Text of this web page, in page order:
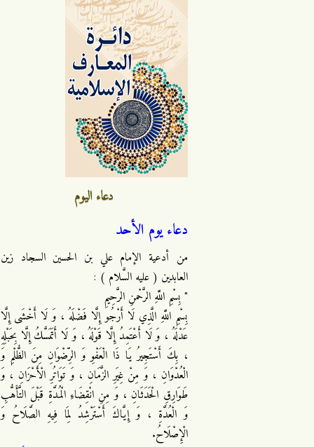
دعاء اليوم
دعاء يوم الأحد
من أدعية الإمام علي بن الحسين السجاد زين
العابدين ( عليه السَّلام ) :
" بِسْمِ اللَّهِ الرَّحْمنِ الرَّحِيمِ
بِسْمِ اللَّهِ الَّذِي لَا أَرْجُو إِلَّا فَضْلَهُ ، وَ لَا أَخْشَى إِلَّا
عَدْلَهُ ، وَ لَا أَعْتَمِدُ إِلَّا قَوْلَهُ ، وَ لَا أَتَمَسَّكُ إِلَّا بِحَبْلِهِ
، بِكَ أَسْتَجِيرُ يَا ذَا الْعَفْوِ وَ الرِّضْوَانِ مِنَ الظُّلْمِ وَ
الْعُدْوَانِ ، وَ مِنْ غِيَرِ الزَّمَانِ ، وَ تَوَاتُرِ الْأَحْزَانِ ، وَ
طَوَارِقِ الْحَدَثَانِ ، وَ مِنِ انْقِضَاءِ الْمُدَّةِ قَبْلَ التَّأَهُّبِ
وَ الْعُدَّةِ ، وَ إِيَّاكَ أَسْتَرْشِدُ لِمَا فِيهِ الصَّلَاحُ وَ
الْإِصْلَاحُ.